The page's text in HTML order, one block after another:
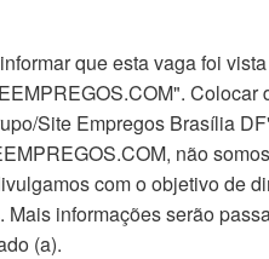
que esta vaga foi
Colocar
Site Empregos Brasília
não
com o objetivo de
Mais informações serão
(a).